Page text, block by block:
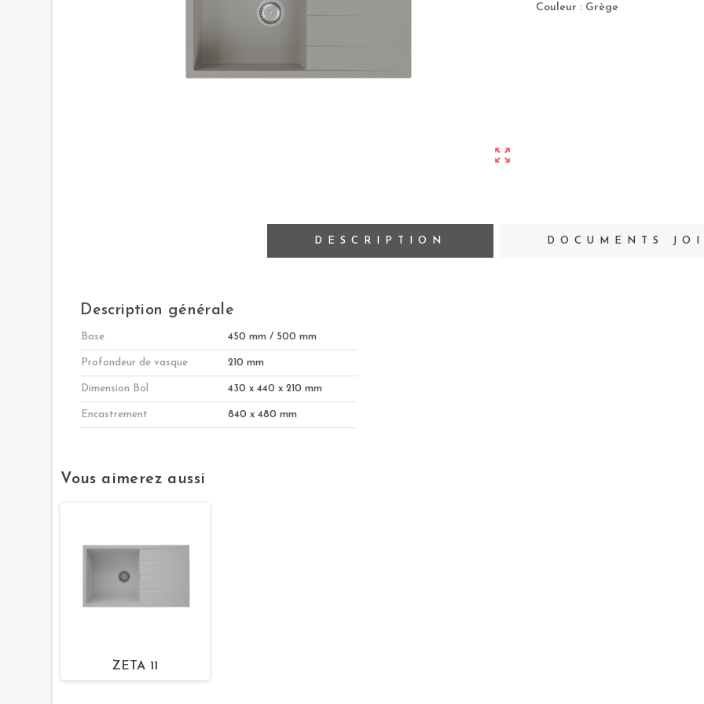
zoom_out_map
Couleur : Grège
DESCRIPTION DOCUMENTS
Description générale
Base 450 mm / 500 mm
Profondeur de vasque 210 mm
Dimension Bol 430 x 440 x 210 mm
Encastrement 840 x 480 mm
Vous aimerez aussi
ZETA 11